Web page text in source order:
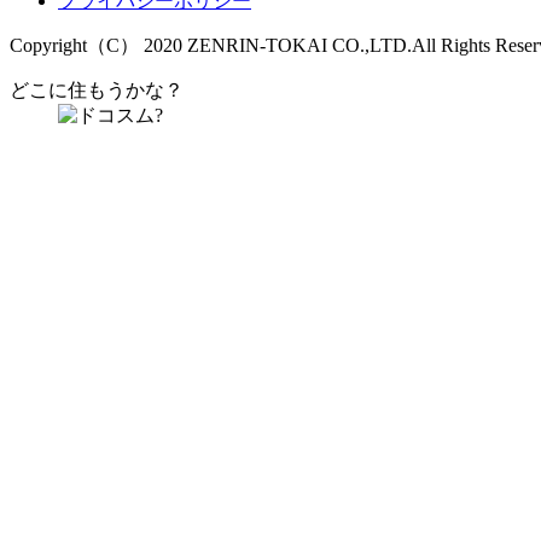
Copyright（C） 2020 ZENRIN-TOKAI CO.,LTD.All Rights
どこに住もうかな？